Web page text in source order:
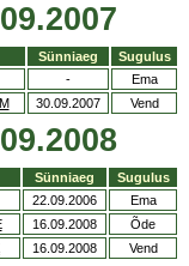
Sünniaeg
Sugulus
-
Ema
30.09.2007 Vend
Sünniaeg
Sugulus
22.09.2006
Ema
16.09.2008
Õde
16.09.2008 Vend